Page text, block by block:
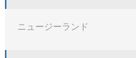
ニュージーランド